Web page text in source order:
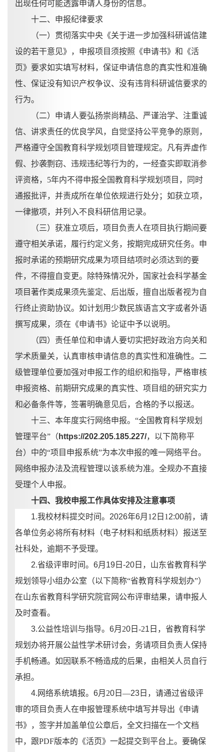
出现任何可能透露申请人身份的信息。
十二、申报纪律要求
（一）贯彻落实中央《关于进一步加强科研诚信建
设的若干意见》，申报项目须按照《申请书》和《活
页》要求如实填写材料，保证申请信息的真实性和准确
性、保证没有知识产权争议、没有违背科研诚信要求的
行为。
（二）申请人要弘扬崇尚精品、严谨治学、注重诚
信、讲求责任的优良学风，自觉坚持公平竞争的原则，
严格遵守全国教育科学规划项目管理规定。凡有弄虚作
假、抄袭剽窃、违规违纪等行为的，一经查实即取消参
评资格， 5年内不得申报全国教育科学规划项目，同时
通报批评，并责成所在单位依规进行处分；如获立项，
一律撤项，并列入不良科研信用记录。
（三）获准立项后，项目负责人在项目执行期间要
遵守相关承诺，履行约定义务，按期完成研究任务。申
报时承诺的预期研究成果为项目结项时必须达到的要
件，不得擅自变更。除特殊情况外，国家社会科学基金
项目著作类成果须先鉴定、后出版，擅自出版者视为自
行终止资助协议。如计划用少数民族语言文字或者外语
撰写成果，须在《申请书》论证中予以说明。
（四）责任单位和申请人要切实把好政治方向关和
学术质量关，认真审核申请信息的真实性和准确性。二
级管理单位要加强对申报工作的组织和指导，严格审核
申报资格、前期研究成果的真实性、项目组的研究实力
和必备条件等，签署明确意见后，合格的予以报送。
十三、本年度实行网络申报。 “全国教育科学规划
管理平台”（ https://202.205.185.227/，以下简称平
台）中的“项目申报系统”为本次申报的唯一网络平台。
网络申报办法及流程管理以该系统为准。全规办不直接
受理个人申报。
十四、 我校申报工作具体安排及注意事项
1.我校材料提交时间。2026年6月 1 2 日 1 2:00前，请
各单位务必将所有材料（电子材料和纸质材料）报送至
社科处，逾期不予受理。
2.省级评审时间。 6月 19 日 -20日 ，山东省教育科学
规划领导小组办公室（以下简称“省教育科学规划办”）
在山东省教育科学研究院官网公布评审结果，请申报人
及时查看。
3.公益性培训与指导。 6月 20 日 -21 日，省教育科学
规划办将开展公益性学术研讨会，务请项目负责人保持
手机畅通。如因联系不畅造成的后果，由相关人员自行
承担。
4.网络系统填报。 6月 20 日 —23 日，请通过省级评
审的项目负责人在申报管理系统中填写并导出《申请
书》，签字并加盖单位公章后，全文扫描在一个文档
中，跟PDF版本的《活页》一起提交到平台上。要确保